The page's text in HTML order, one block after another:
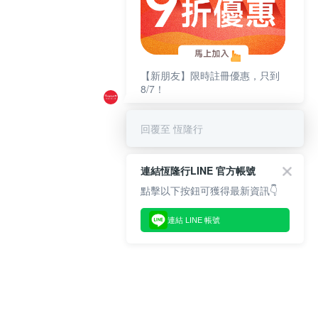
【新朋友】限時註冊優惠，只到
8/7！
回覆至 恆隆行
連結恆隆行LINE 官方帳號
點擊以下按鈕可獲得最新資訊👇
連結 LINE 帳號